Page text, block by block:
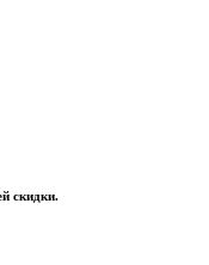
скидки.